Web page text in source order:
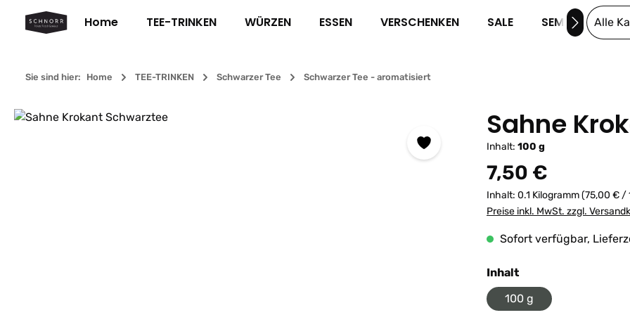
Hauptinhalt springen
Zur Suche springen
Zur Hauptnavigation springen
Home TEE-TRINKEN WÜRZEN ESSEN VERSCHENKEN SALE SEMINAREAlle
Sie sind hier: Home TEE-TRINKEN Schwarzer Tee Schwarzer Tee - aromatisiert
Bildergalerie überspringen Sahne
Inhalt: 100 g
Regulärer Preis:
7,50 €
Inhalt: 0.1 Kilogramm(75,00 € /
Preise inkl. MwSt. zzgl.
Sofort verfügbar,
Inhaltauswählen
100 g